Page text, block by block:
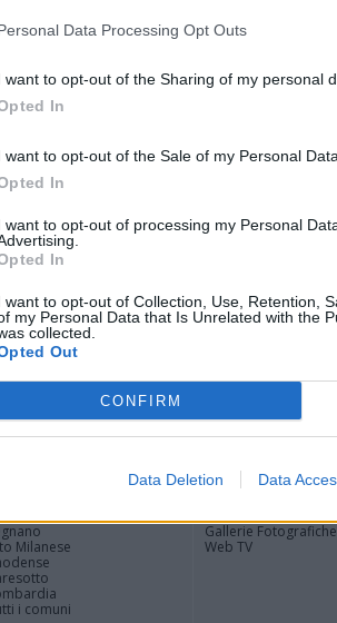
Data Processing Opt Outs
want to opt-out of the Sharing of my personal
In
want to opt-out of the Sale of my Personal Data.
In
want to opt-out of processing my Personal
In
want to opt-out of Collection, Use, Retention,
my Personal Data that Is Unrelated with the
collected.
Out
CONFIRM
Data Deletion Data
Milanese
i comuni
Gallerie Fotografiche
Web TV